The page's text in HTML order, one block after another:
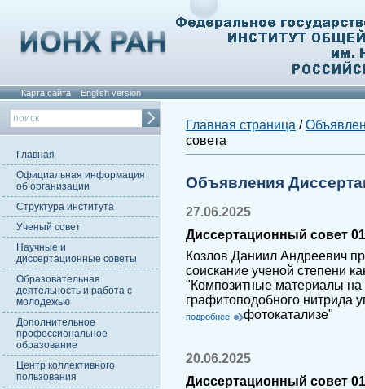
Карта сайта English version
Главная
Официальная информация
об организации
Структура института
Ученый совет
Научные и
диссертационные советы
Образовательная
деятельность и работа с
молодежью
Дополнительное
профессиональное
образование
Центр коллективного
пользования
Главная страница /
совета
Объявления
27.06.2025
Диссертационный совет
Козлов Даниил Андреевич
соискание ученой степени
"Композитные материалы
графитоподобного нитрида
фотокатализе"
подробнее
20.06.2025
Диссертационный совет